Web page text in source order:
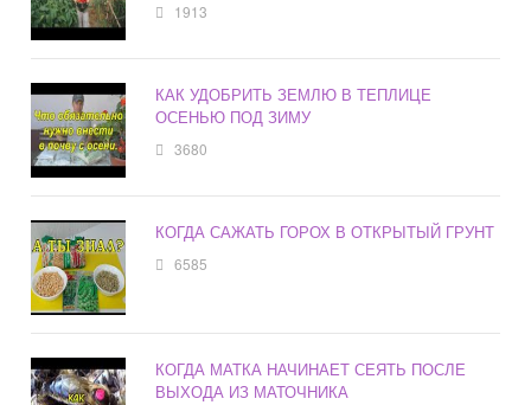
1913
КАК УДОБРИТЬ ЗЕМЛЮ В ТЕПЛИЦЕ
ОСЕНЬЮ ПОД ЗИМУ
3680
КОГДА САЖАТЬ ГОРОХ В ОТКРЫТЫЙ ГРУНТ
6585
КОГДА МАТКА НАЧИНАЕТ СЕЯТЬ ПОСЛЕ
ВЫХОДА ИЗ МАТОЧНИКА